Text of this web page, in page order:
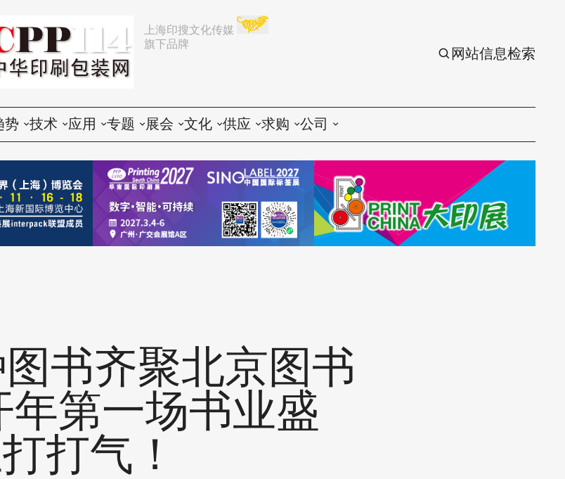
上海印搜文化传媒
旗下品牌
网站信息检索
势
业动态
业动态
销
机
技术
印前
印中
印后
油墨
应用
胶印
数码
标签
丝印
其他
专题
展会
企业
咨询
展会
推荐
中国
东南亚
文化
文化创意
供应
会议
印刷设备
印刷材料
求购
印刷
包装
丝印
公司
印刷
包装
丝印
书齐聚北京图书
年第一场书业盛
打气！